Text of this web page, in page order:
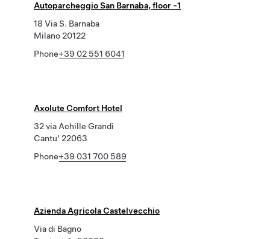
Autoparcheggio San Barnaba, floor -1
18 Via S. Barnaba
Milano 20122
Phone+39 02 551 6041
Axolute Comfort Hotel
32 via Achille Grandi
Cantu' 22063
Phone+39 031 700 589
Azienda Agricola Castelvecchio
Via di Bagno